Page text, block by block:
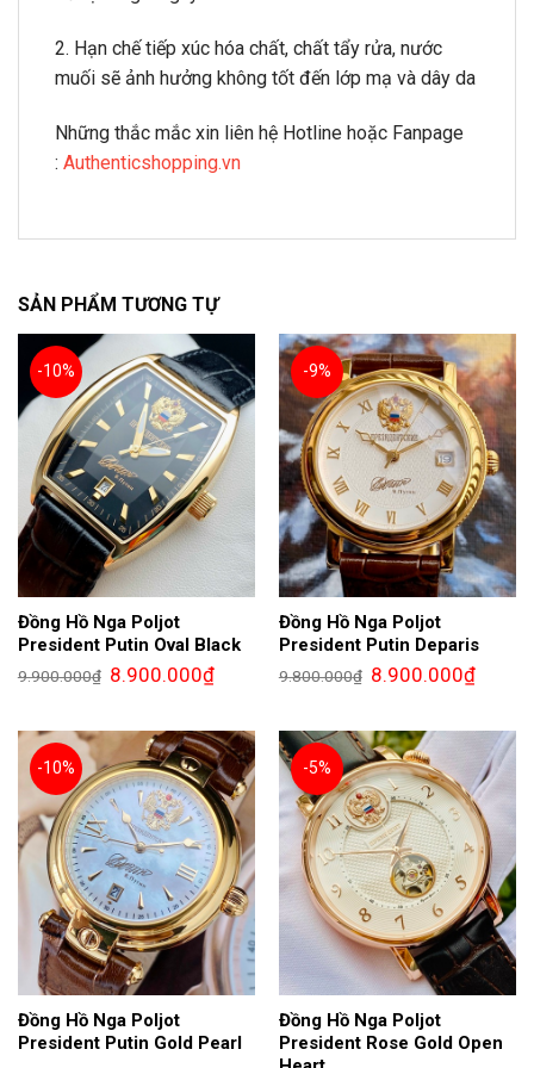
2. Hạn chế tiếp xúc hóa chất, chất tẩy rửa, nước
muối sẽ ảnh hưởng không tốt đến lớp mạ và dây da
Những thắc mắc xin liên hệ Hotline hoặc Fanpage
: Authenticshopping.vn
SẢN PHẨM TƯƠNG TỰ
-10%
Đồng Hồ Nga Poljot
President Putin Oval Black
9.900.000₫ Giá
gốc
8.900.000₫Giá
hiện
8.900.000₫.
-9%
Đồng Hồ Nga Poljot
President Putin Deparis
9.800.000₫ Giá
gốc
8.900.000₫Giá
hiện
-10%
Đồng Hồ Nga Poljot
President Putin Gold Pearl
-5%
Đồng Hồ Nga Poljot
President Rose Gold Open